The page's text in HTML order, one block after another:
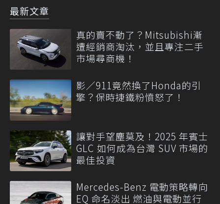
最新文章
真的賣不動了？Mitsubishi漸
遭經銷商淘汰，並且專注二手
市場尋商機！
影／911竟然換了Honda的引
擎？保時捷鐵粉憤怒了！
讓對手望塵莫及！2025 年賓士
GLC 如何成為台灣 SUV 市場的
最佳投資
Mercedes-Benz 電動策略轉向
EQ 命名淡出 燃油與電動並行